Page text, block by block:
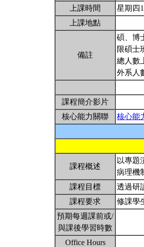
上課時間
星期四
上課地點
備註
碩、博
限碩士
總人數
外系人
課程簡介影片
核心能力關聯
核心能
課程概述
以專題
病理機
課程目標
透過研
課程要求
修課學
預期每週課前或/
與課後學習時數
Office Hours